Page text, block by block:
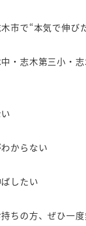
市で“本気で伸び
・志木第三小・
からない
したい
ちの方、ぜひ一